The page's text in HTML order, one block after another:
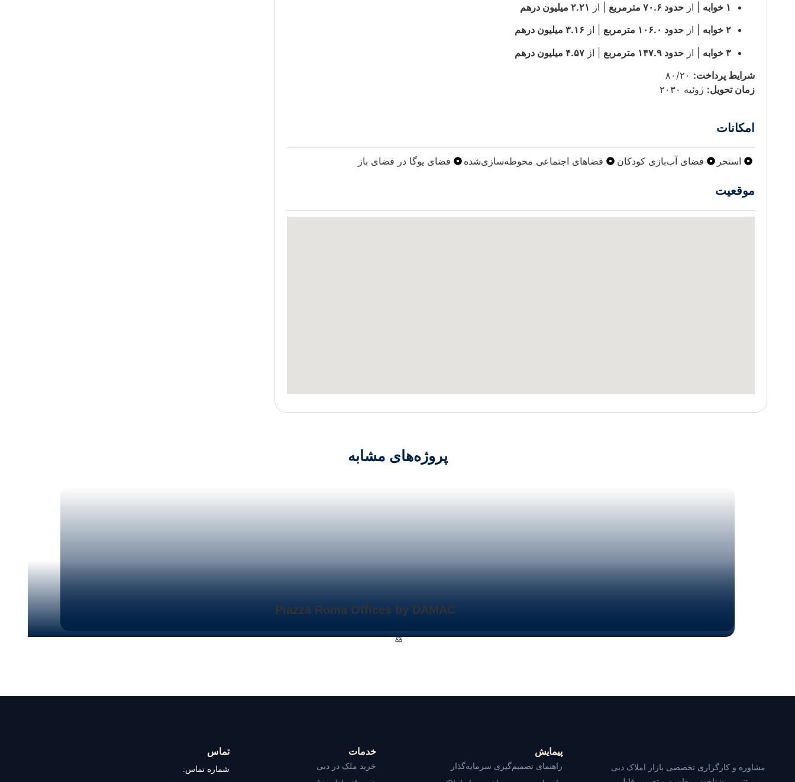
۱ خوابه
| ازحدود ۷۰.۶ مترمربع | از
۲.۲۱ میلیون درهم
۲ خوابه
| ازحدود ۱۰۶.۰ مترمربع | از ۳.۱۶ میلیون درهم
۳ خوابه
| ازحدود ۱۴۷.۹ مترمربع | از۴.۵۷ میلیون درهم
شرایط پرداخت:
زمان تحویل: ژوئیه ۲۰۳۰
امکانات
استخر فضای آب‌بازی کودکان فضاهای اجتماعی محوطه‌سازی‌شده فضای یوگا در فضای باز
موقعیت
پروژه‌های مشابه
Piazza Roma Offices by DAMAC
مشاوره و کارگزاری تخصصی بازار املاک دبی
پیمایش
راهنمای تصمیم‌گیری سرمایه‌گذار
خدمات
خرید ملک در دبی
تماس
شماره تماس: